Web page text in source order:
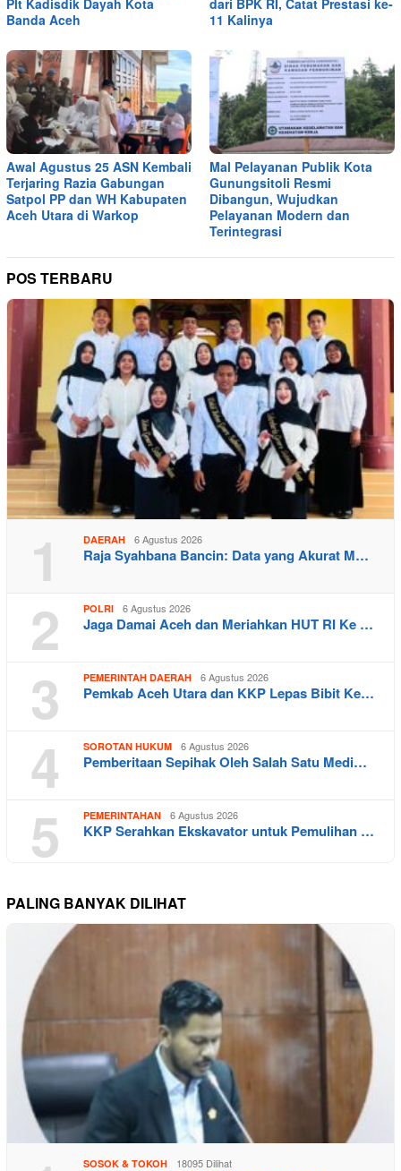
Banda Aceh
11 Kalinya
Awal Agustus 25 ASN Kembali
Terjaring Razia Gabungan
Satpol PP dan WH Kabupaten
Aceh Utara di Warkop
Mal Pelayanan Publik Kota
Gunungsitoli Resmi
Dibangun, Wujudkan
Pelayanan Modern dan
Terintegrasi
POS TERBARU
1 DAERAH 6 Agustus 2026
Raja Syahbana Bancin: Data yang Akurat M…
2 POLRI 6 Agustus 2026
Jaga Damai Aceh dan Meriahkan HUT RI Ke …
3 PEMERINTAH DAERAH 6 Agustus 2026
Pemkab Aceh Utara dan KKP Lepas Bibit Ke…
4 SOROTAN HUKUM 6 Agustus 2026
Pemberitaan Sepihak Oleh Salah Satu Medi…
5 PEMERINTAHAN 6 Agustus 2026
KKP Serahkan Ekskavator untuk Pemulihan …
PALING BANYAK DILIHAT
SOSOK & TOKOH 18095 Dilihat